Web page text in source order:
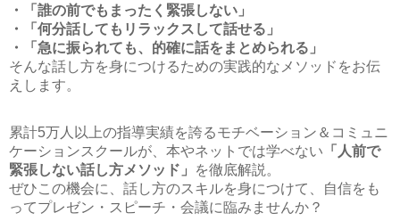
・「誰の前でもまったく緊張しない」
・「何分話してもリラックスして話せる」
・「急に振られても、的確に話をまとめられる」
そんな話し方を身につけるための実践的なメソッドをお伝
えします。
累計5万人以上の指導実績を誇るモチベーション＆コミュニ
ケーションスクールが、本やネットでは学べない 「人前で
緊張しない話し方メソッド」
を徹底解説。
ぜひこの機会に、話し方のスキルを身につけて、自信をも
ってプレゼン・スピーチ・会議に臨みませんか？